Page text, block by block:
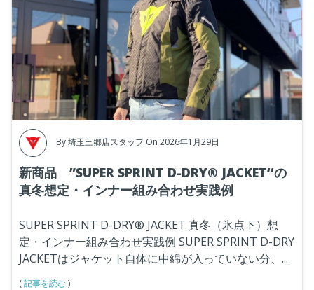
By埼玉三郷店スタッフ On 2026年1月29日
新商品 ”SUPER SPRINT D-DRY® JACKET‘‘の
真冬想定・インナー組み合わせ実践例
SUPER SPRINT D-DRY® JACKET 真冬（氷点下）想
定・インナー組み合わせ実践例 SUPER SPRINT D-DRY
JACKETはジャケット自体に中綿が入っていない分、 ...
(記事を読む)